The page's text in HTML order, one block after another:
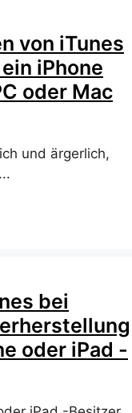
von iTunes
iPhone
oder Mac
und ärgerlich,
bei
oder iPad -